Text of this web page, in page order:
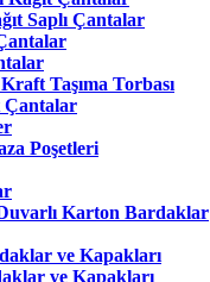
Saplı Çantalar
Kraft Taşıma Torbası
Çantalar
Poşetleri
Karton Bardaklar
ve Kapakları
ve Kapakları